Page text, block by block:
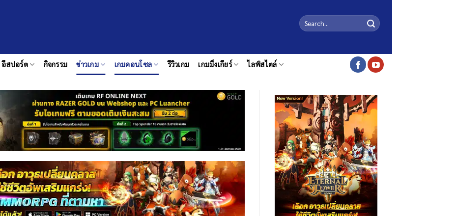
อีสปอร์ต กิจกรรม ข่าวเกม เกมคอนโซล รีวิวเกม เกมมิ่งเกียร์ ไลฟ์สไตล์